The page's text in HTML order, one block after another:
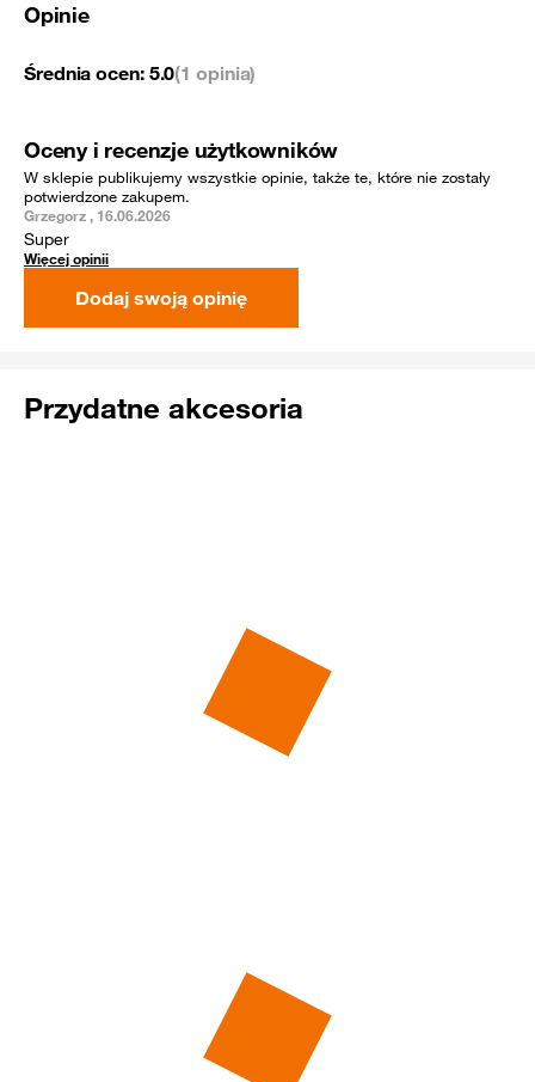
Opinie
Średnia ocen: 5.0(1 opinia)
Oceny i recenzje użytkowników
W sklepie publikujemy wszystkie opinie, także te, które nie zostały
potwierdzone zakupem.
Grzegorz , 16.06.2026
Super
Więcej opinii
Dodaj swoją opinię
Przydatne akcesoria
Rekomendowane dla Ciebie